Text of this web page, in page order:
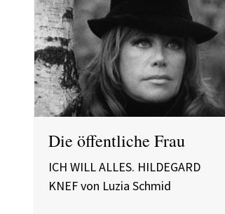
Die öffentliche Frau
ICH WILL ALLES. HILDEGARD
KNEF von Luzia Schmid